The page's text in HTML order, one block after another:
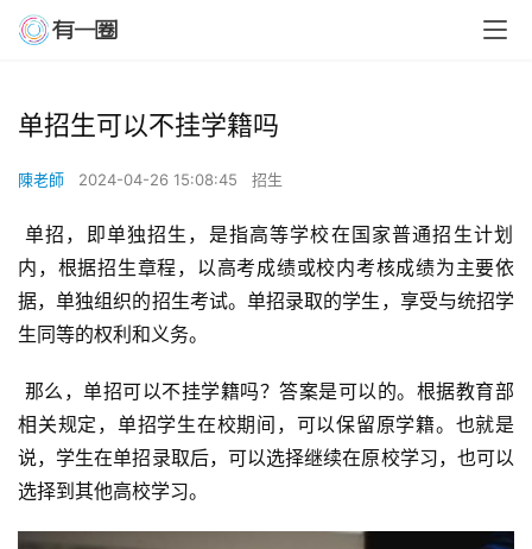
单招生可以不挂学籍吗
陳老師 2024-04-26 15:08:45 招生
单招，即单独招生，是指高等学校在国家普通招生计划
内，根据招生章程，以高考成绩或校内考核成绩为主要依
据，单独组织的招生考试。单招录取的学生，享受与统招学
生同等的权利和义务。
相关规定，单招学生在校期间，可以保留原学籍。也就是
说，学生在单招录取后，可以选择继续在原校学习，也可以
选择到其他高校学习。